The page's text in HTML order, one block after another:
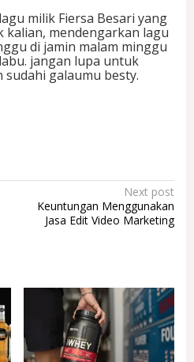
milik Fiersa Besari yang
kalian, mendengarkan lagu
di jamin malam minggu
jangan lupa untuk
sudahi galaumu besty.
Next post
Keuntungan Menggunakan
Jasa Edit Video Marketing